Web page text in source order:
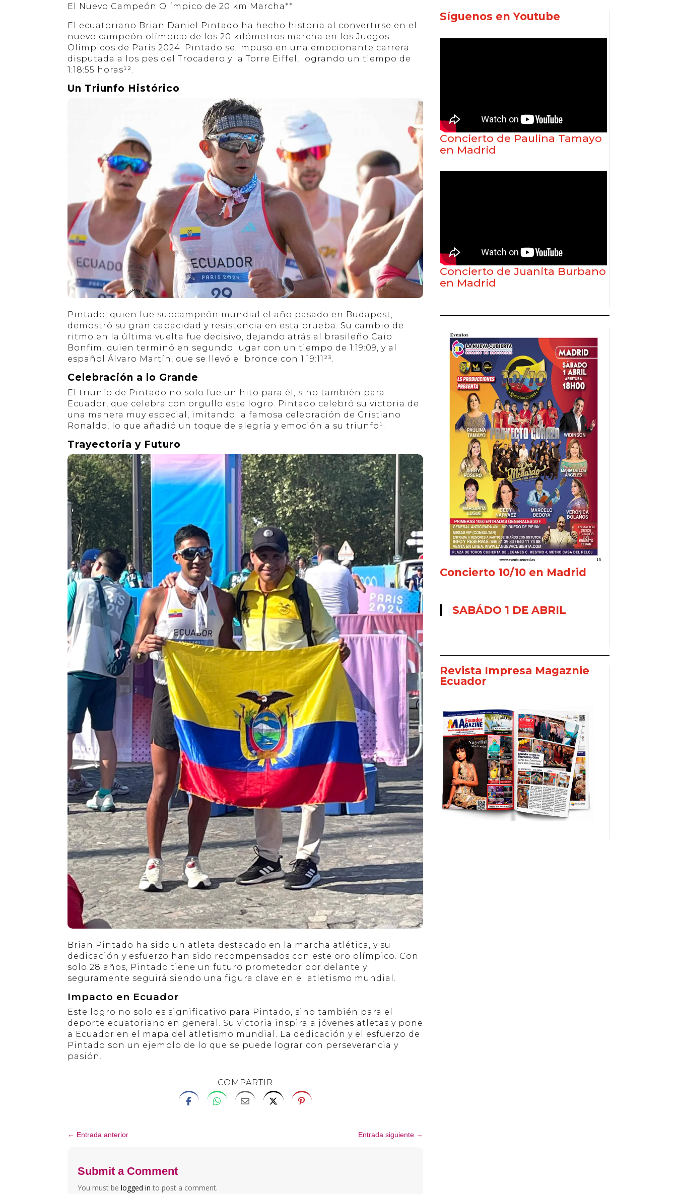
El Nuevo Campeón Olímpico de 20 km Marcha**
El ecuatoriano Brian Daniel Pintado ha hecho historia al convertirse en el
nuevo campeón olímpico de los 20 kilómetros marcha en los Juegos
Olímpicos de París 2024. Pintado se impuso en una emocionante carrera
disputada a los pes del Trocadero y la Torre Eiffel, logrando un tiempo de
1:18:55 horas¹².
Un Triunfo Histórico
Pintado, quien fue subcampeón mundial el año pasado en Budapest,
demostró su gran capacidad y resistencia en esta prueba. Su cambio de
ritmo en la última vuelta fue decisivo, dejando atrás al brasileño Caio
Bonfim, quien terminó en segundo lugar con un tiempo de 1:19:09, y al
español Álvaro Martín, que se llevó el bronce con 1:19:11²³.
Celebración a lo Grande
El triunfo de Pintado no solo fue un hito para él, sino también para
Ecuador, que celebra con orgullo este logro. Pintado celebró su victoria de
una manera muy especial, imitando la famosa celebración de Cristiano
Ronaldo, lo que añadió un toque de alegría y emoción a su triunfo¹.
Trayectoria y Futuro
Brian Pintado ha sido un atleta destacado en la marcha atlética, y su
dedicación y esfuerzo han sido recompensados con este oro olímpico. Con
solo 28 años, Pintado tiene un futuro prometedor por delante y
seguramente seguirá siendo una figura clave en el atletismo mundial.
Impacto en Ecuador
Este logro no solo es significativo para Pintado, sino también para el
deporte ecuatoriano en general. Su victoria inspira a jóvenes atletas y pone
a Ecuador en el mapa del atletismo mundial. La dedicación y el esfuerzo de
Pintado son un ejemplo de lo que se puede lograr con perseverancia y
pasión.
COMPARTIR
← Entrada anterior Entrada siguiente →
Submit a Comment
You must belogged in to post a comment.
Síguenos en Youtube
Concierto de Paulina Tamayo
en Madrid
Concierto de Juanita Burbano
en Madrid
Concierto 10/10 en Madrid
SABÁDO 1 DE ABRIL
Revista Impresa Magaznie
Ecuador